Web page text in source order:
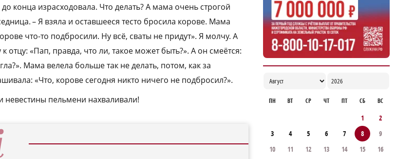
конца израсходовала. Что делать? А мама очень строгой
– Я взяла и оставшееся тесто бросила корове. Мама
что-то подбросили. Ну всё, сваты не придут». Я молчу. А
отцу: «Пап, правда, что ли, такое может быть?». А он смеётся:
Мама велела больше так не делать, потом, как за
«Что, корове сегодня никто ничего не подбросил?».
невестины пельмени нахваливали!
ПН ВТ СР ЧТ ПТ СБ ВС
1
2
3
4 5 6 7 8
9
10
11 12 13 14 15
16